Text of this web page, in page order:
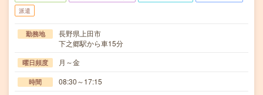
派遣
勤務地
長野県上田市
下之郷駅から車15分
曜日頻度 月～金
時間 08:30～17:15